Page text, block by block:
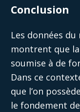
Conclusion
Les données
montrent que
soumise à de
Dans ce
que l’on
le fondement